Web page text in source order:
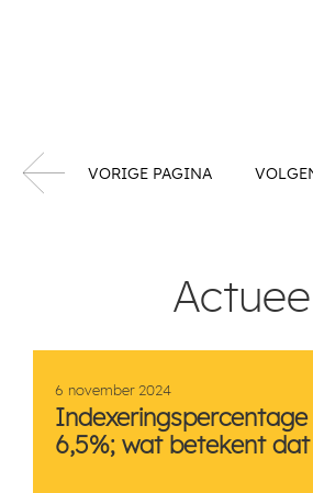
VORIGE PAGINA
6 november 2024
6,5%; wat betekent